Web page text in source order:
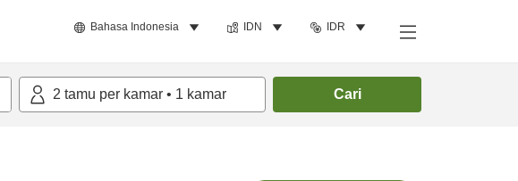
Bahasa Indonesia IDN IDR
2 tamu per kamar • 1 kamar Cari